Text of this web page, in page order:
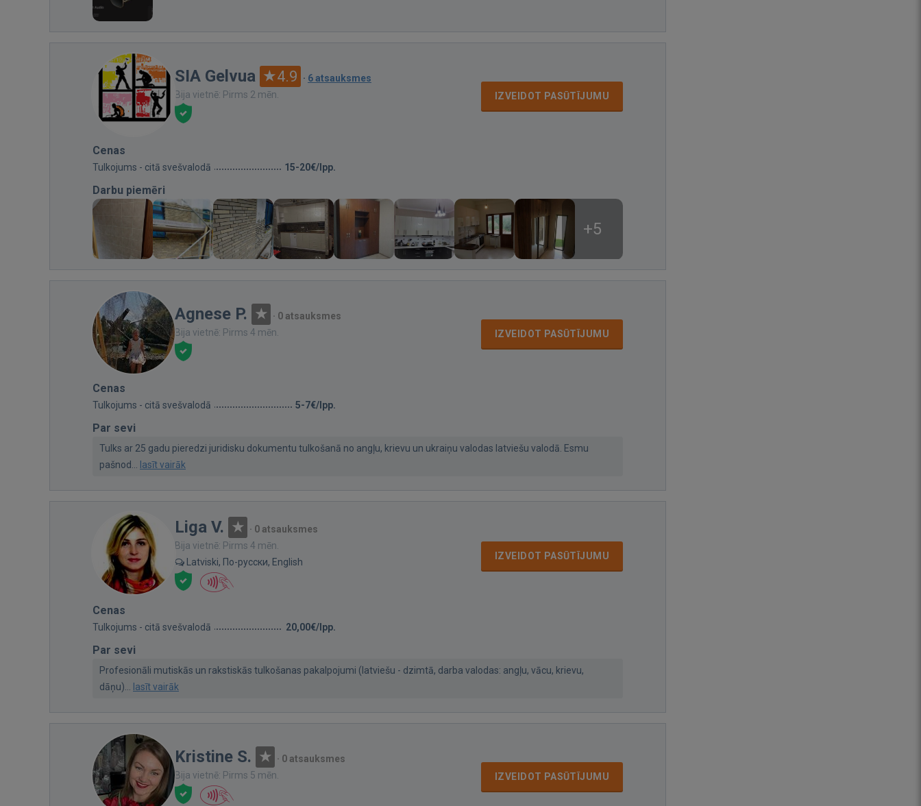
SIA Gelvua 4.9 · 6 atsauksmes
Bija vietnē: Pirms 2 mēn.
IZVEIDOT PASŪTĪJUMU
Cenas
Tulkojums - citā svešvalodā 15-20€/lpp.
Darbu piemēri
+5
Agnese P. · 0 atsauksmes
Bija vietnē: Pirms 4 mēn.
IZVEIDOT PASŪTĪJUMU
Cenas
Tulkojums - citā svešvalodā 5-7€/lpp.
Par sevi
Tulks ar 25 gadu pieredzi juridisku dokumentu tulkošanā no angļu, krievu un ukraiņu valodas latviešu valodā. Esmu
pašnod... lasīt vairāk
Liga V. · 0 atsauksmes
Bija vietnē: Pirms 4 mēn.
Latviski, По-русски, English
IZVEIDOT PASŪTĪJUMU
Cenas
Tulkojums - citā svešvalodā 20,00€/lpp.
Par sevi
Profesionāli mutiskās un rakstiskās tulkošanas pakalpojumi (latviešu - dzimtā, darba valodas: angļu, vācu, krievu,
dāņu)... lasīt vairāk
Kristine S. · 0 atsauksmes
Bija vietnē: Pirms 5 mēn.
IZVEIDOT PASŪTĪJUMU